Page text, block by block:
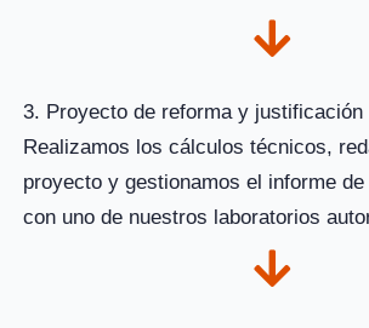
3. Proyecto de reforma y justificación
Realizamos los cálculos técnicos,
proyecto y gestionamos el informe
con uno de nuestros laboratorios